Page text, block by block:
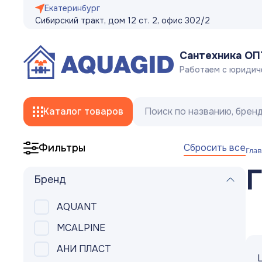
Екатеринбург
Сибирский тракт, дом 12 ст. 2, офис 302/2
Сантехника
Работаем с
Каталог товаров
Гибкая подводка, сливные/заливные
Фильтры Сбросить все
Бренд
AQUANT
MCALPINE
АНИ ПЛАСТ